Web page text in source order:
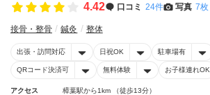
4.42 口コミ 24件 写真 7枚
接骨・整骨 鍼灸 整体
出張・訪問対応 日祝OK 駐車場有
QRコード決済可 無料体験 お子様連れOK
アクセス
樟葉駅から1km （徒歩13分）